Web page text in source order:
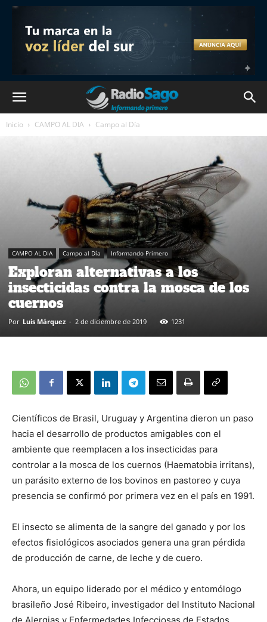
Inicio CAMPO AL DIA Campo al Día
CAMPO AL DIA Campo al Día Informando Primero
Exploran alternativas a los
insecticidas contra la mosca de los
cuernos
Por Luis Márquez - 2 de diciembre de 2019 1231
Científicos de Brasil, Uruguay y Argentina dieron un paso
hacia el desarrollo de productos amigables con el
ambiente que reemplacen a los insecticidas para
controlar a la mosca de los cuernos (Haematobia irritans),
un parásito externo de los bovinos en pastoreo y cuya
presencia se confirmó por primera vez en el país en 1991.
El insecto se alimenta de la sangre del ganado y por los
efectos fisiológicos asociados genera una gran pérdida
de producción de carne, de leche y de cuero.
Ahora, un equipo liderado por el médico y entomólogo
brasileño José Ribeiro, investigador del Instituto Nacional